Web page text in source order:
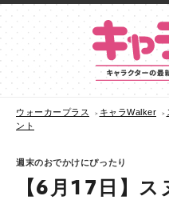
ウォーカープラス キャラWalker
ント
週末のおでかけにぴったり
【6月17日】ス